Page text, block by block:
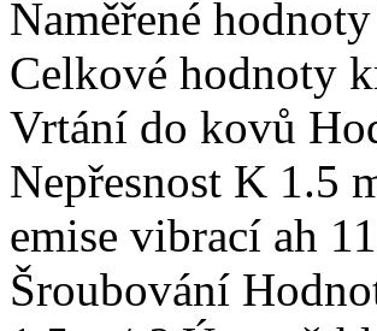
Naměřené
Celkové hodnoty
Vrtání do kovů
Nepřesnost K 1.5
emise vibrací ah
Šroubování